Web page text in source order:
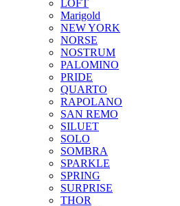
LOFT
Marigold
NEW YORK
NORSE
NOSTRUM
PALOMINO
PRIDE
QUARTO
RAPOLANO
SAN REMO
SILUET
SOLO
SOMBRA
SPARKLE
SPRING
SURPRISE
THOR